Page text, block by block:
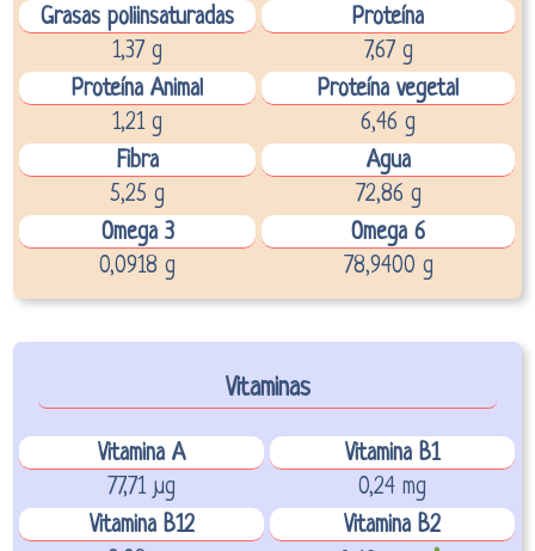
Grasas poliinsaturadas
Proteína
1,37 g
7,67 g
Proteína Animal
Proteína vegetal
1,21 g
6,46 g
Fibra
Agua
5,25 g
72,86 g
Omega 3
Omega 6
0,0918 g
78,9400 g
Vitaminas
Vitamina A
Vitamina B1
77,71 µg
0,24 mg
Vitamina B12
Vitamina B2